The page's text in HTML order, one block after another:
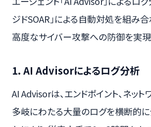
ジドSOAR」による自動対処を組み合
高度なサイバー攻撃への防御を実現
1. AI Advisorによるログ分析
AI Advisorは、エンドポイント、ネット
多岐にわたる大量のログを横断的に